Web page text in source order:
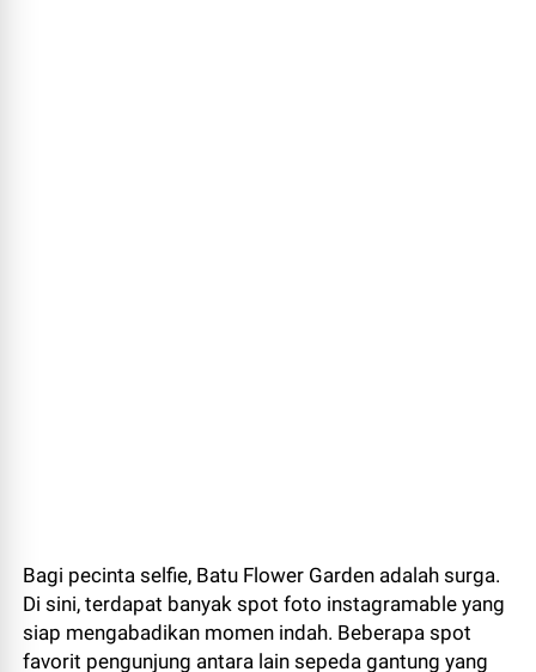
Bagi pecinta selfie, Batu Flower Garden adalah surga.
Di sini, terdapat banyak spot foto instagramable yang
siap mengabadikan momen indah. Beberapa spot
favorit pengunjung antara lain sepeda gantung yang